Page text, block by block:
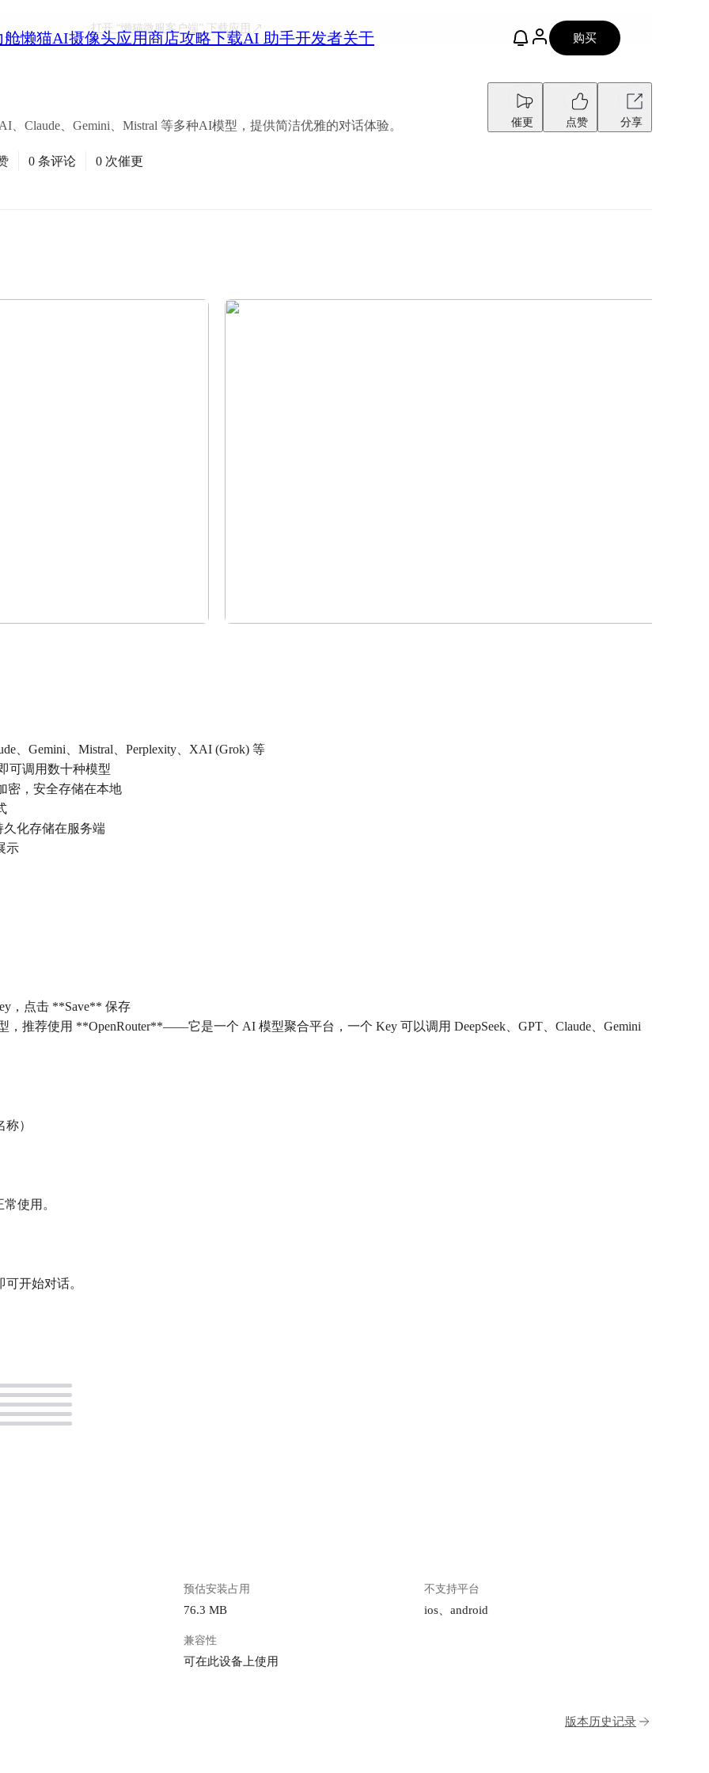
舱懒猫AI摄像头应用商店攻略下载AI 助手开发者关于 购买
打开 “懒猫微服客户端”下载应用
、Claude、Gemini、Mistral 等多种AI模型，提供简洁优雅的对话体验。 催更 点赞 分享
0 条评论 0 次催更
、Gemini、Mistral、Perplexity、XAI (Grok) 等
可调用数十种模型
密，安全存储在本地
化存储在服务端
示
，点击 **Save** 保存
推荐使用 **OpenRouter**——它是一个 AI 模型聚合平台，一个 Key 可以调用 DeepSeek、GPT、Claude、Gemini
）
使用。
开始对话。
预估安装占用
76.3 MB
不支持平台
ios、android
兼容性
可在此设备上使用
版本历史记录